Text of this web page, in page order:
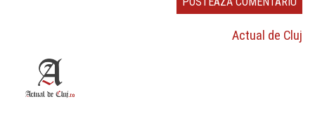
Actual de Cluj